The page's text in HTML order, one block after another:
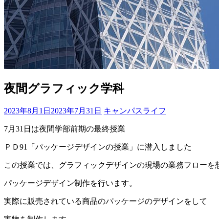
夜間グラフィック学科
2023年8月1日 2023年7月31日 キャンパスライフ
7月31日は夜間学部前期の最終授業
ＰＤ91「パッケージデザインの授業」に潜入しました
この授業では、グラフィックデザインの現場の業務フローを
パッケージデザイン制作を行います。
実際に販売されている商品のパッケージのデザインをして